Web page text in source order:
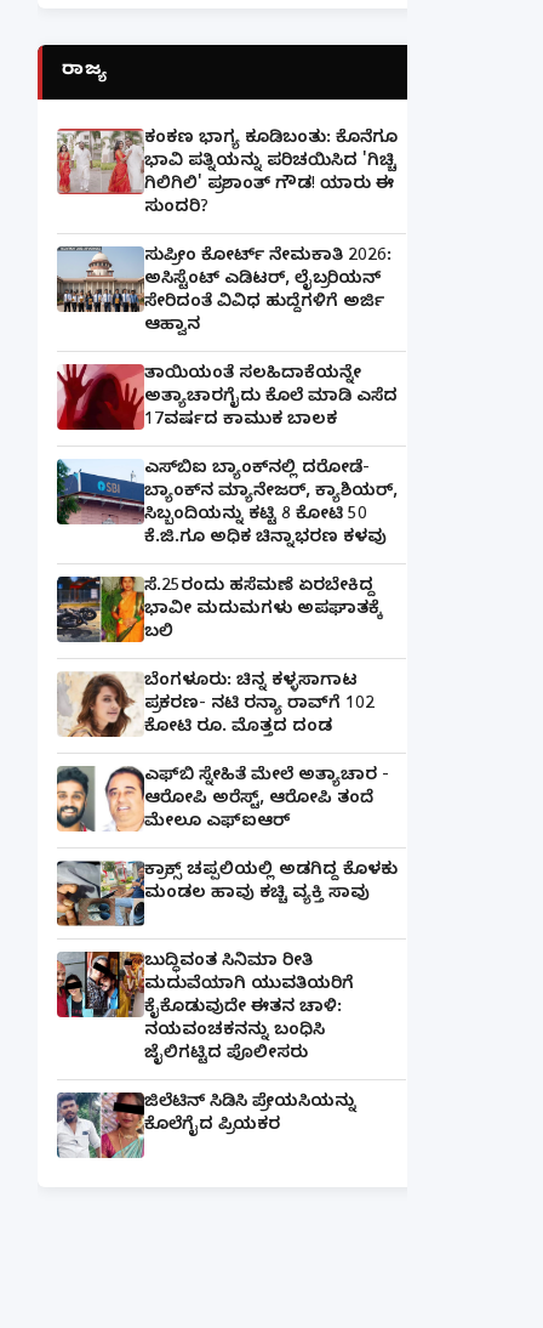
ರಾಜ್ಯ
ಕಂಕಣ ಭಾಗ್ಯ ಕೂಡಿಬಂತು: ಕೊನೆಗೂ
ಭಾವಿ ಪತ್ನಿಯನ್ನು ಪರಿಚಯಿಸಿದ 'ಗಿಚ್ಚಿ
ಗಿಲಿಗಿಲಿ' ಪ್ರಶಾಂತ್ ಗೌಡ! ಯಾರು ಈ
ಸುಂದರಿ?
ಸುಪ್ರೀಂ ಕೋರ್ಟ್ ನೇಮಕಾತಿ 2026:
ಅಸಿಸ್ಟೆಂಟ್ ಎಡಿಟರ್, ಲೈಬ್ರರಿಯನ್
ಸೇರಿದಂತೆ ವಿವಿಧ ಹುದ್ದೆಗಳಿಗೆ ಅರ್ಜಿ
ಆಹ್ವಾನ
ತಾಯಿಯಂತೆ ಸಲಹಿದಾಕೆಯನ್ನೇ
ಅತ್ಯಾಚಾರಗೈದು ಕೊಲೆ ಮಾಡಿ ಎಸೆದ
17ವರ್ಷದ ಕಾಮುಕ ಬಾಲಕ
ಎಸ್‌ಬಿಐ ಬ್ಯಾಂಕ್‌ನಲ್ಲಿ‌ ದರೋಡೆ-
ಬ್ಯಾಂಕ್​ನ ಮ್ಯಾನೇಜರ್‌, ಕ್ಯಾಶಿಯರ್‌,
ಸಿಬ್ಬಂದಿಯನ್ನು ಕಟ್ಟಿ 8 ಕೋಟಿ 50
ಕೆ.ಜಿ.ಗೂ ಅಧಿಕ ಚಿನ್ನಾಭರಣ ಕಳವು
ಸೆ.25ರಂದು ಹಸೆಮಣೆ ಏರಬೇಕಿದ್ದ
ಭಾವೀ ಮದುಮಗಳು ಅಪಘಾತಕ್ಕೆ
ಬಲಿ
ಬೆಂಗಳೂರು: ಚಿನ್ನ ಕಳ್ಳಸಾಗಾಟ
ಪ್ರಕರಣ- ನಟಿ ರನ್ಯಾ ರಾವ್‌ಗೆ 102
ಕೋಟಿ ರೂ. ಮೊತ್ತದ ದಂಡ
ಎಫ್‌ಬಿ ಸ್ನೇಹಿತೆ ಮೇಲೆ ಅತ್ಯಾಚಾರ -
ಆರೋಪಿ ಅರೆಸ್ಟ್, ಆರೋಪಿ ತಂದೆ
ಮೇಲೂ ಎಫ್ಐಆರ್
ಕ್ರಾಕ್ಸ್ ಚಪ್ಪಲಿಯಲ್ಲಿ ಅಡಗಿದ್ದ ಕೊಳಕು
ಮಂಡಲ ಹಾವು ಕಚ್ಚಿ ವ್ಯಕ್ತಿ ಸಾವು
ಬುದ್ಧಿವಂತ ಸಿನಿಮಾ ರೀತಿ
ಮದುವೆಯಾಗಿ ಯುವತಿಯರಿಗೆ
ಕೈಕೊಡುವುದೇ ಈತನ ಚಾಳಿ:
ನಯವಂಚಕನನ್ನು ಬಂಧಿಸಿ
ಜೈಲಿಗಟ್ಟಿದ ಪೊಲೀಸರು
ಜಿಲೆಟಿನ್ ಸಿಡಿಸಿ ಪ್ರೇಯಸಿಯನ್ನು
ಕೊಲೆಗೈದ ಪ್ರಿಯಕರ